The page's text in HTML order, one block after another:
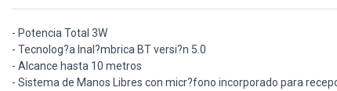
- Potencia Total 3W
- Tecnolog?a Inal?mbrica BT versi?n 5.0
- Alcance hasta 10 metros
- Sistema de Manos Libres con micr?fono incorporado para